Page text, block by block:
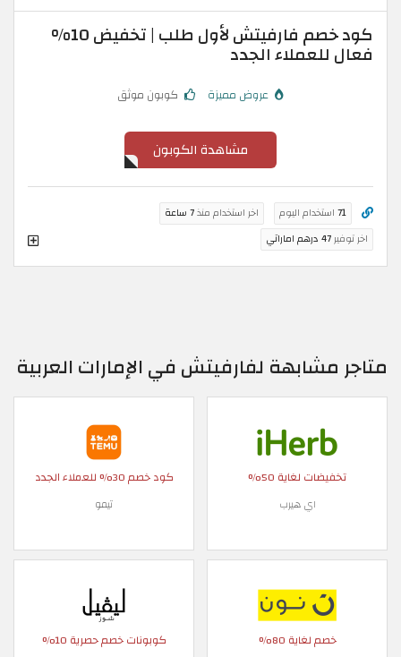
كود خصم فارفيتش لأول طلب | تخفيض 10%
فعال للعملاء الجدد
عروض مميزة كوبون موثق
مشاهدة الكوبون
71 استخدام اليوم اخر استخدام منذ7 ساعة
اخر توفير47 درهم اماراتي
متاجر مشابهة لفارفيتش في الإمارات العربية
تخفيضات لغاية 50%
اي هيرب
كود خصم 30% للعملاء الجدد
تيمو
خصم لغاية 80% كوبونات خصم حصرية 10%